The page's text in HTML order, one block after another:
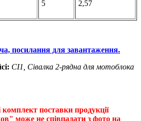
5 2,57
посилання для завантаження.
СІ1, Сівалка 2-рядна для мотоблока
комплект поставки продукції
може не співпадати з фото на